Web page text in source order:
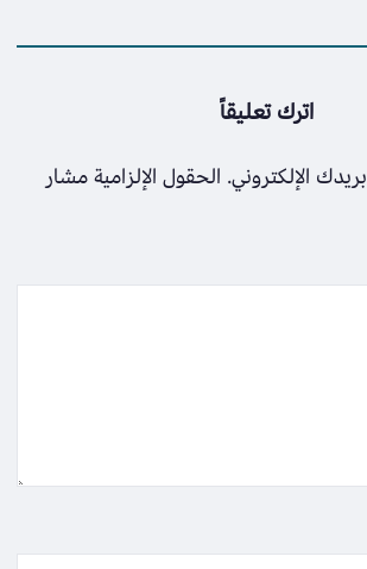
اترك تعليقاً
الإلكتروني. الحقول الإلزامية مشار